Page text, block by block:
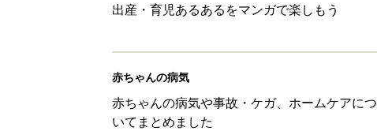
出産・育児あるあるをマンガで楽しもう
赤ちゃんの病気
赤ちゃんの病気や事故・ケガ、ホームケアにつ
いてまとめました